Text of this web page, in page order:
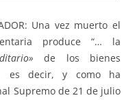
Una vez muerto el
produce “… la
de los bienes
es decir, y como ha
Supremo de 21 de julio